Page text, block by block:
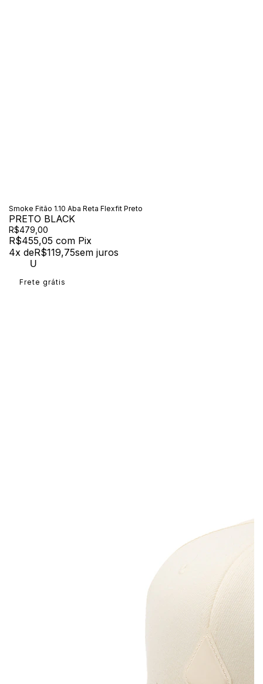
Smoke Fitão 1.10 Aba Reta Flexfit Preto
PRETO BLACK
R$479,00
R$455,05 com Pix
4x deR$119,75sem juros
U
Frete grátis